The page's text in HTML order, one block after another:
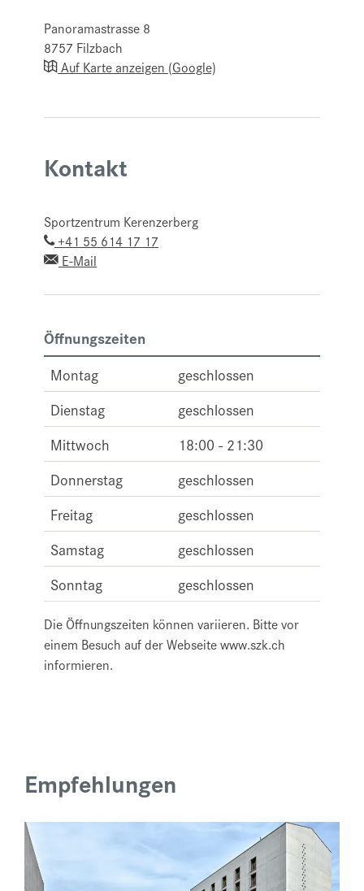
Panoramastrasse 8
8757 Filzbach
Auf Karte anzeigen (Google)
Kontakt
Sportzentrum Kerenzerberg
+41 55 614 17 17
E-Mail
Öffnungszeiten
Montag
geschlossen
Dienstag
geschlossen
Mittwoch
18:00 - 21:30
Donnerstag
geschlossen
Freitag
geschlossen
Samstag
geschlossen
Sonntag
geschlossen
Die Öffnungszeiten können variieren. Bitte vor
einem Besuch auf der Webseite www.szk.ch
informieren.
Empfehlungen